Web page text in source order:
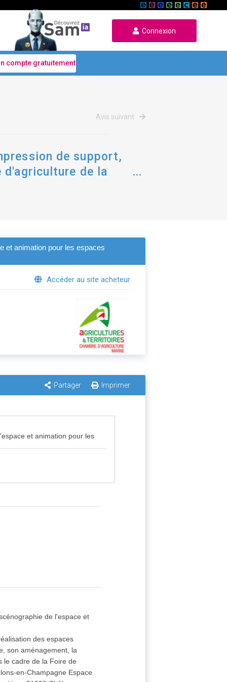
Connexion
compte gratuitement
Avis suivant
de support,
d'agriculture de la
et animation pour les espaces
Accéder au site acheteur
Partager Imprimer
et animation pour les
de l'espace et
des espaces
son aménagement, la
le cadre de la Foire de
en-Champagne Espace